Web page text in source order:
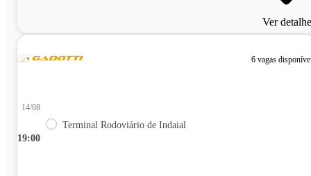
Ver
6 vagas
19:00
14/08
Terminal Rodoviário de Indaial